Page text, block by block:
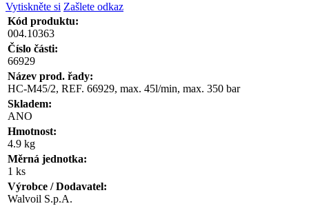
Vytiskněte si Zašlete odkaz
Kód produktu:
004.10363
Číslo části:
66929
Název prod. řady:
HC-M45/2, REF. 66929, max. 45l/min, max. 350 bar
Skladem:
ANO
Hmotnost:
4.9 kg
Měrná jednotka:
1 ks
Výrobce / Dodavatel:
Walvoil S.p.A.